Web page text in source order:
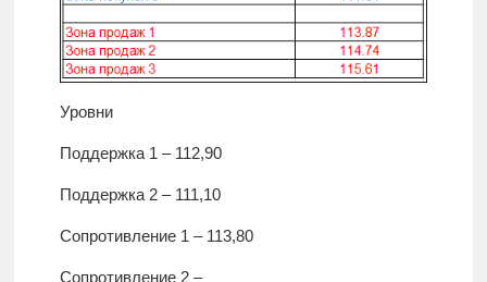
Уровни
Поддержка 1 – 112,90
Поддержка 2 – 111,10
Сопротивление 1 – 113,80
Сопротивление 2 –